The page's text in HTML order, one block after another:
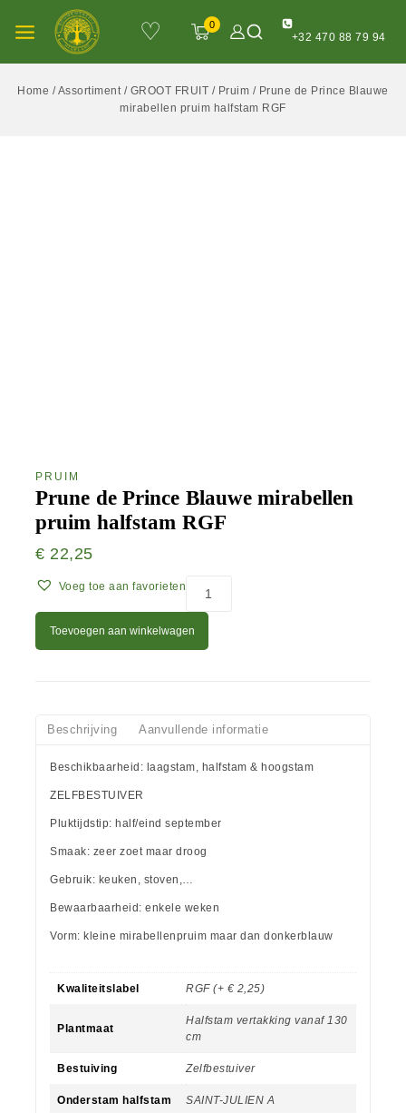
♡ 0
+32 470 88 79 94
Home /Assortiment / GROOT FRUIT / Pruim / Prune de Prince Blauwe
mirabellen pruim halfstam RGF
PRUIM
Prune de Prince Blauwe mirabellen
pruim halfstam RGF
€ 22,25
Voeg toe aan favorieten
Toevoegen aan winkelwagen
Beschrijving Aanvullende informatie
Beschikbaarheid: laagstam, halfstam & hoogstam
ZELFBESTUIVER
Pluktijdstip: half/eind september
Smaak: zeer zoet maar droog
Gebruik: keuken, stoven,…
Bewaarbaarheid: enkele weken
Vorm: kleine mirabellenpruim maar dan donkerblauw
Kwaliteitslabel RGF (+ € 2,25)
Plantmaat
Halfstam vertakking vanaf 130
cm
Bestuiving Zelfbestuiver
Onderstam halfstam SAINT-JULIEN A